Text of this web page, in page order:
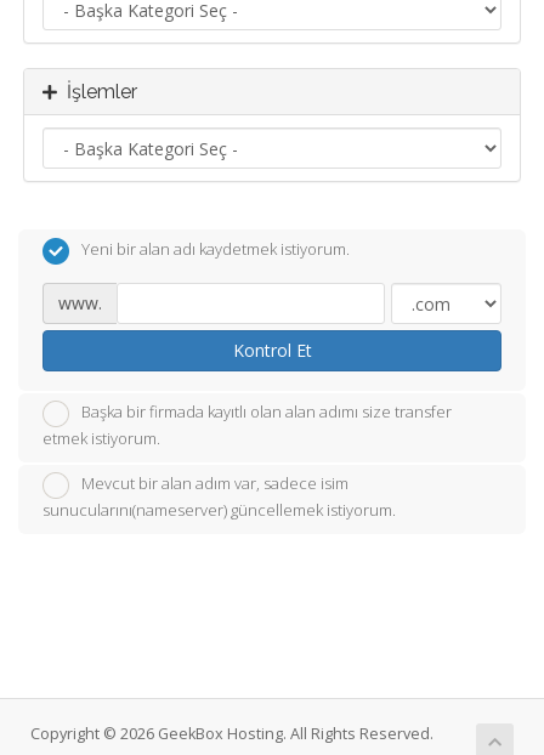
İşlemler
Yeni bir alan adı kaydetmek istiyorum.
www.
Kontrol Et
Başka bir firmada kayıtlı olan alan adımı size transfer
etmek istiyorum.
Mevcut bir alan adım var, sadece isim
sunucularını(nameserver) güncellemek istiyorum.
Copyright © 2026 GeekBox Hosting. All Rights Reserved.